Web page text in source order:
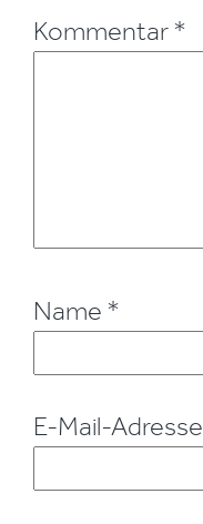
Kommentar *
Name *
E-Mail-Adresse